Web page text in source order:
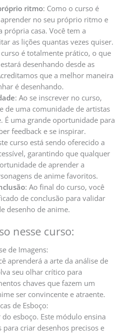
ritmo: Como o curso é
no seu próprio ritmo e
própria casa. Você tem a
as lições quantas vezes quiser.
curso é totalmente prático, o que
desenhando desde as
que a melhor maneira
é desenhando.
: Ao se inscrever no curso,
de uma comunidade de artistas
É uma grande oportunidade para
feedback e se inspirar.
curso está sendo oferecido a
garantindo que qualquer
de aprender a
de anime favoritos.
: Ao final do curso, você
de conclusão para validar
desenho de anime.
nesse curso:
de Imagens:
aprenderá a arte da análise de
seu olhar crítico para
chaves que fazem um
ser convincente e atraente.
de Esboço:
esboço. Este módulo ensina
para criar desenhos precisos e